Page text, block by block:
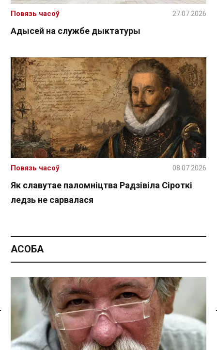
Спасылка без VPN
Адысей на службе дыктатуры
Повязь часоў 27.07.2026
Як славутае паломніцтва Радзівіла Сіроткі
ледзь не сарвалася
Повязь часоў 08.07.2026
АСОБА